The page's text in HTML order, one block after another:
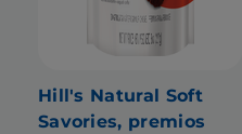
Hill's Natural Soft
Savories, premios